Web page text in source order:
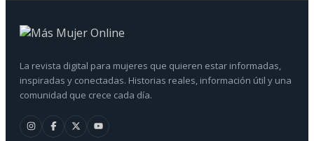
La revista digital para mujeres que quieren estar informadas,
inspiradas y conectadas. Historias reales, información útil y una
comunidad que crece cada día.